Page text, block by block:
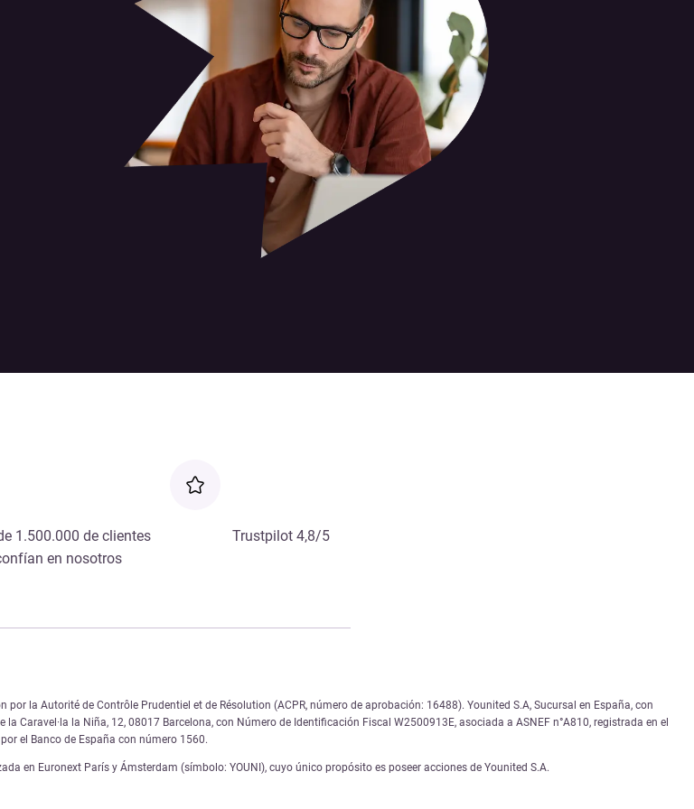
1.500.000 de clientes
en nosotros
Trustpilot 4,8/5
la Autorité de Contrôle Prudentiel et de Résolution (ACPR, número de aprobación: 16488). Younited S.A, Sucursal en España, con
Caravel·la la Niña, 12, 08017 Barcelona, con Número de Identificación Fiscal W2500913E, asociada a ASNEF n°A810, registrada en el
el Banco de España con número 1560.
en Euronext París y Ámsterdam (símbolo: YOUNI), cuyo único propósito es poseer acciones de Younited S.A.